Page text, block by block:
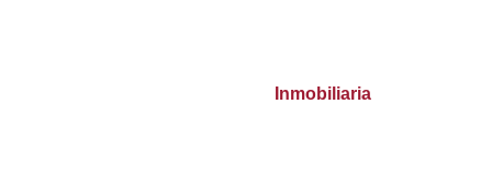
Inmobiliaria